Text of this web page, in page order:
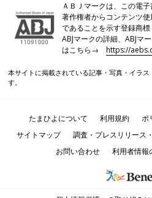
ＡＢＪマークは、この電
著作権者からコンテンツ
であることを示す登録商
ABJマークの詳細、ABJマ
はこちら→https://
本サイトに掲載されている記事・写真・イラ
す。
たまひよについて 利用規約 ポ
サイトマップ
調査・プレスリリース
お問い合わせ
利用者情報